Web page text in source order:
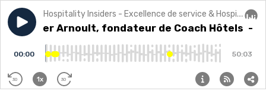
Play episode28 - Didier Arnoult, fondateur de Coach Hôtels
Hospitality Insiders - Excellence de service & Hospitalité
- Didier Arnoult, fondateur de Coach Hôtels -
00:00 50:03
30 1x 30